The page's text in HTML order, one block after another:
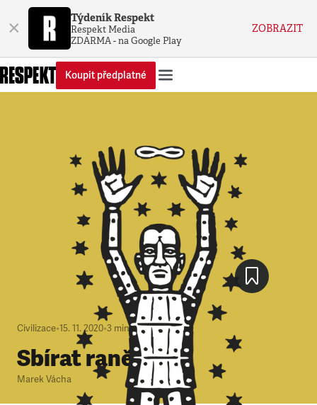
× Týdeník Respekt
Respekt Media
ZDARMA - na Google Play
ZOBRAZIT
Koupit předplatné
Civilizace•15. 11. 2020•3 minuty
Sbírat raněné
Marek Vácha